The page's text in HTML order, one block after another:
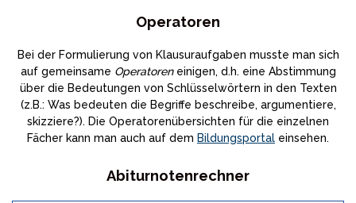
Operatoren
Bei der Formulierung von Klausuraufgaben musste man sich
auf gemeinsame Operatoren einigen, d.h. eine Abstimmung
über die Bedeutungen von Schlüsselwörtern in den Texten
(z.B.: Was bedeuten die Begriffe beschreibe, argumentiere,
skizziere?). Die Operatorenübersichten für die einzelnen
Fächer kann man auch auf dem Bildungsportal einsehen.
Abiturnotenrechner